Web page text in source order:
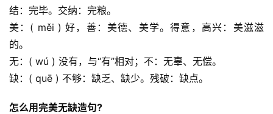
结：完毕。交纳：完粮。
美：( měi ) 好，善：美德、美学。得意，高兴：美滋滋
的。
无：( wú ) 没有，与“有”相对；不：无辜、无偿。
缺：( quē ) 不够：缺乏、缺少。残破：缺点。
怎么用完美无缺造句?